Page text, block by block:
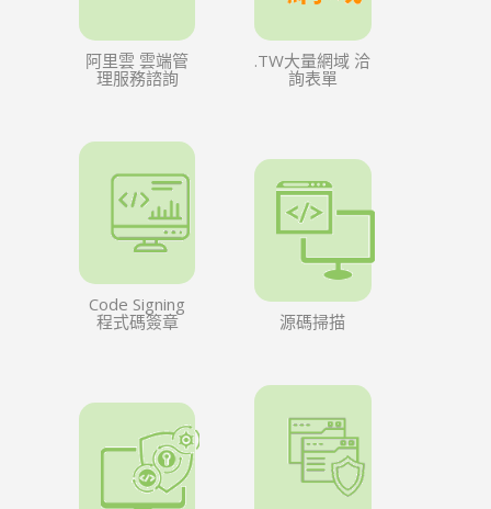
阿里雲 雲端管
理服務諮詢
.TW大量網域 洽
詢表單
Code Signing
程式碼簽章
源碼掃描